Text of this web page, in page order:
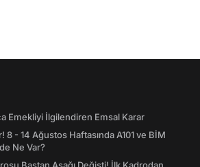
Emekliyi İlgilendiren Emsal Karar
8 - 14 Ağustos Haftasında A101 ve BİM
Ne Var?